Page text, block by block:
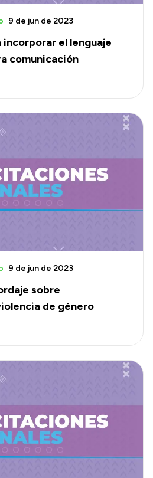
el lenguaje
comunicación
9 de jun de 2023
sobre
de género
9 de jun de 2023